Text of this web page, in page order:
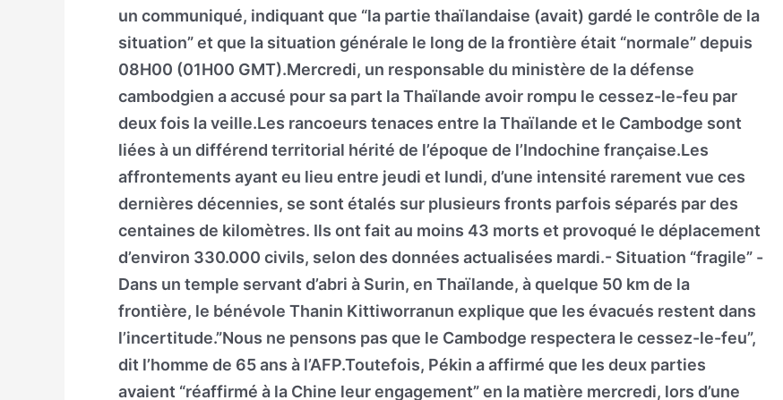
un communiqué, indiquant que “la partie thaïlandaise (avait) gardé le contrôle de la
situation” et que la situation générale le long de la frontière était “normale” depuis
08H00 (01H00 GMT).Mercredi, un responsable du ministère de la défense
cambodgien a accusé pour sa part la Thaïlande avoir rompu le cessez-le-feu par
deux fois la veille.Les rancoeurs tenaces entre la Thaïlande et le Cambodge sont
liées à un différend territorial hérité de l’époque de l’Indochine française.Les
affrontements ayant eu lieu entre jeudi et lundi, d’une intensité rarement vue ces
dernières décennies, se sont étalés sur plusieurs fronts parfois séparés par des
centaines de kilomètres. Ils ont fait au moins 43 morts et provoqué le déplacement
d’environ 330.000 civils, selon des données actualisées mardi.- Situation “fragile” -
Dans un temple servant d’abri à Surin, en Thaïlande, à quelque 50 km de la
frontière, le bénévole Thanin Kittiworranun explique que les évacués restent dans
l’incertitude.”Nous ne pensons pas que le Cambodge respectera le cessez-le-feu”,
dit l’homme de 65 ans à l’AFP.Toutefois, Pékin a affirmé que les deux parties
avaient “réaffirmé à la Chine leur engagement” en la matière mercredi, lors d’une